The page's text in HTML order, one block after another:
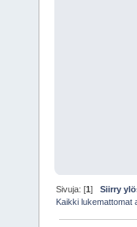
Sivuja: [1]Siirry
Kaikki lukemattomat